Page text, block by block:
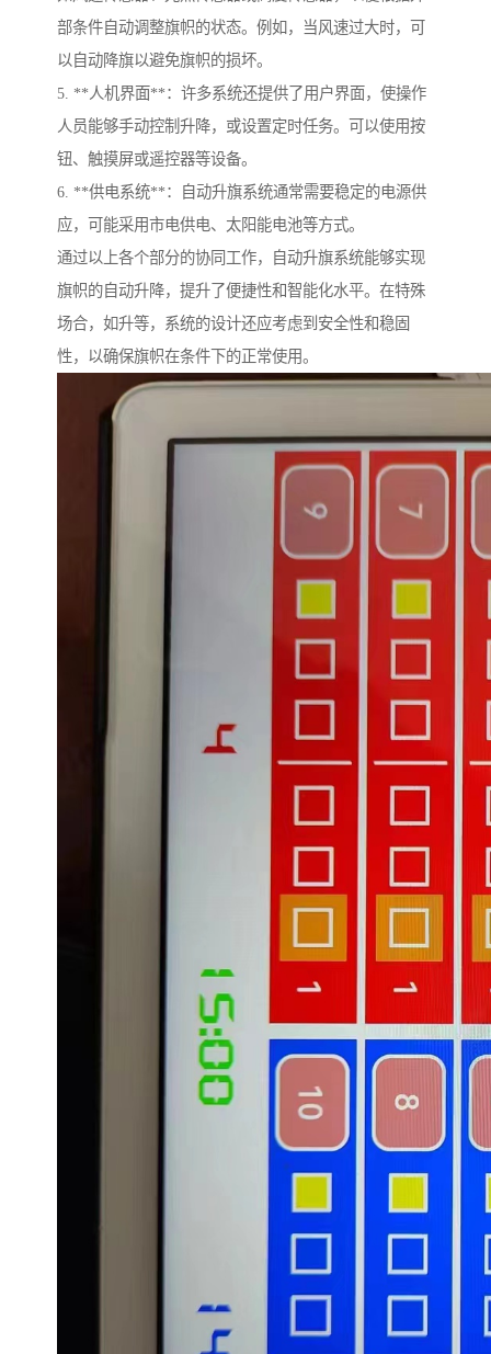
部条件自动调整旗帜的状态。例如，当风速过大时，可
以自动降旗以避免旗帜的损坏。
5. **人机界面**：许多系统还提供了用户界面，使操作
人员能够手动控制升降，或设置定时任务。可以使用按
钮、触摸屏或遥控器等设备。
6. **供电系统**：自动升旗系统通常需要稳定的电源供
应，可能采用市电供电、太阳能电池等方式。
通过以上各个部分的协同工作，自动升旗系统能够实现
旗帜的自动升降，提升了便捷性和智能化水平。在特殊
场合，如升等，系统的设计还应考虑到安全性和稳固
性，以确保旗帜在条件下的正常使用。